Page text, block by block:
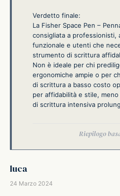
Verdetto finale:
La Fisher Space Pen –
consigliata a professionisti,
funzionale e utenti che
strumento di scrittura
Non è ideale per chi
ergonomiche ampie o per
di scrittura a basso costo
per affidabilità e stile,
di scrittura intensiva
luca
24 Marzo 2024